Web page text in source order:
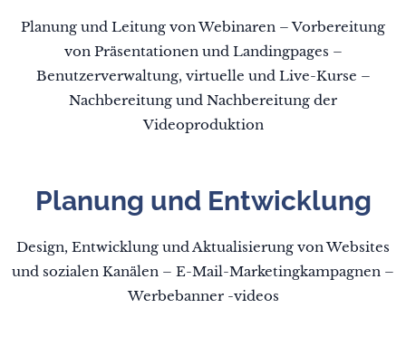
Planung und Leitung von Webinaren – Vorbereitung
von Präsentationen und Landingpages –
Benutzerverwaltung, virtuelle und Live-Kurse –
Nachbereitung und Nachbereitung der
Videoproduktion
Planung und Entwicklung
Design, Entwicklung und Aktualisierung von Websites
und sozialen Kanälen – E-Mail-Marketingkampagnen –
Werbebanner -videos